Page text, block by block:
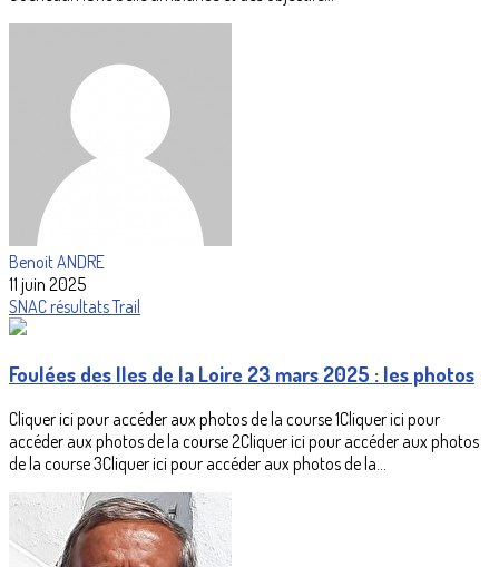
Benoit ANDRE
11 juin 2025
SNACrésultatsTrail
Foulées des Iles de la Loire 23 mars 2025 : les photos
Cliquer ici pour accéder aux photos de la course 1Cliquer ici pour
accéder aux photos de la course 2Cliquer ici pour accéder aux photos
de la course 3Cliquer ici pour accéder aux photos de la...